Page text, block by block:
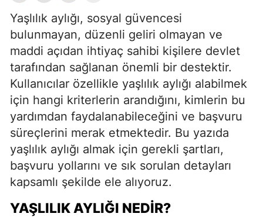
Yaşlılık aylığı, sosyal güvencesi
bulunmayan, düzenli geliri olmayan ve
maddi açıdan ihtiyaç sahibi kişilere devlet
tarafından sağlanan önemli bir destektir.
Kullanıcılar özellikle yaşlılık aylığı alabilmek
için hangi kriterlerin arandığını, kimlerin bu
yardımdan faydalanabileceğini ve başvuru
süreçlerini merak etmektedir. Bu yazıda
yaşlılık aylığı almak için gerekli şartları,
başvuru yollarını ve sık sorulan detayları
kapsamlı şekilde ele alıyoruz.
YAŞLILIK AYLIĞI NEDIR?